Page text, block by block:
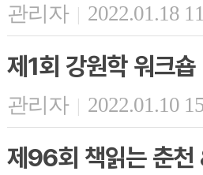
관리자 | 2022.01.18
제1회 강원학 워크숍
관리자 | 2022.01.10
제96회 책읽는 춘천